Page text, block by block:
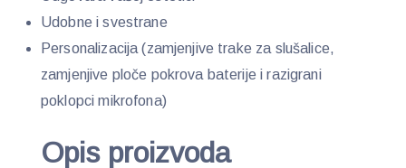
Udobne i svestrane
Personalizacija (zamjenjive trake za slušalice,
zamjenjive ploče pokrova baterije i razigrani
poklopci mikrofona)
Opis proizvoda